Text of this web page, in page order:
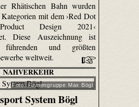
Rhätischen Bahn wurden
mit dem ›Red Dot
Design 2021‹
Diese Auszeichnung ist
und größten
weltweit.
NAHVERKEHR
Foto: Firmengruppe Max Bögl
System Bögl